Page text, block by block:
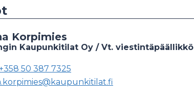
Korpimies
Kaupunkitilat Oy / Vt. viestintäpäällikkö
50 387 7325